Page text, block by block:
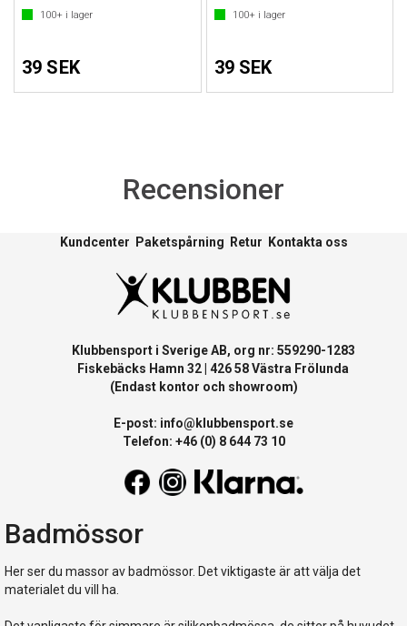
100+ i lager
39 SEK
100+i lager
39 SEK
Recensioner
Kundcenter Paketspårning Retur Kontakta oss
Klubbensport i Sverige AB, org nr: 559290-1283
Fiskebäcks Hamn 32 | 426 58 Västra Frölunda
(Endast kontor och showroom)
E-post: info@klubbensport.se
Telefon: +46 (0) 8 644 73 10
Badmössor
Her ser du massor av badmössor. Det viktigaste är att välja det
materialet du vill ha.